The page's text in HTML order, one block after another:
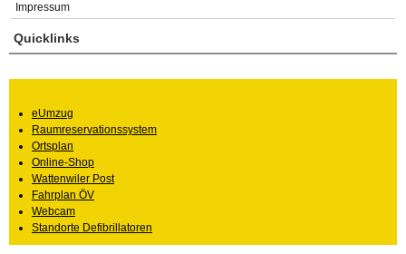
Impressum
Quicklinks
eUmzug
Raumreservationssystem
Ortsplan
Online-Shop
Wattenwiler Post
Fahrplan ÖV
Webcam
Standorte Defibrillatoren